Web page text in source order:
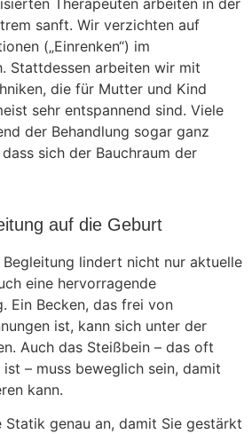
Therapeuten arbeiten in der
sanft. Wir verzichten auf
(„Einrenken“) im
Stattdessen arbeiten wir mit
die für Mutter und Kind
sehr entspannend sind. Viele
der Behandlung sogar ganz
sich der Bauchraum der
auf die Geburt
lindert nicht nur aktuelle
eine hervorragende
Ein Becken, das frei von
ist, kann sich unter der
Auch das Steißbein – das oft
– muss beweglich sein, damit
kann.
Statik genau an, damit Sie gestärkt